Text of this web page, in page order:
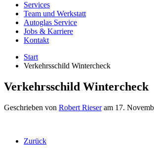
Services
Team und Werkstatt
Autoglas Service
Jobs & Karriere
Kontakt
Start
Verkehrsschild Wintercheck
Verkehrsschild Wintercheck
Geschrieben von Robert Rieseram 17.
Zurück